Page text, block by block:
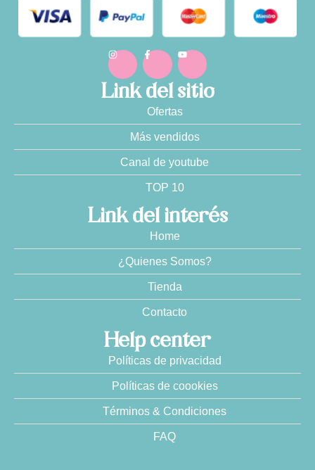
Link del sitio
Ofertas
Más vendidos
Canal de youtube
TOP 10
Link del interés
Home
¿Quienes Somos?
Tienda
Contacto
Help center
Políticas de privacidad
Políticas de coookies
Términos & Condiciones
FAQ